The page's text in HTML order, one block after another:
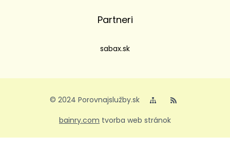
Partneri
sabax.sk
© 2024 Porovnajslužby.sk
bainry.com tvorba web stránok